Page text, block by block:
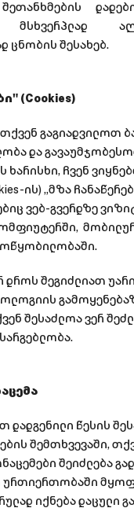
მსხვერპლად
ცნობის შესახებ.
(Cookies)
გაგიადვილოთ
და
ჩვენ
ის) „მზა
ვებ-გვერდზე
დროს შეგიძლიათ
შესაძლოა ვერ
დადგენილი წესის
შემთხვევაში,
შეიძლება
ურთიერთობაში მყოფ
იქნება დაცული